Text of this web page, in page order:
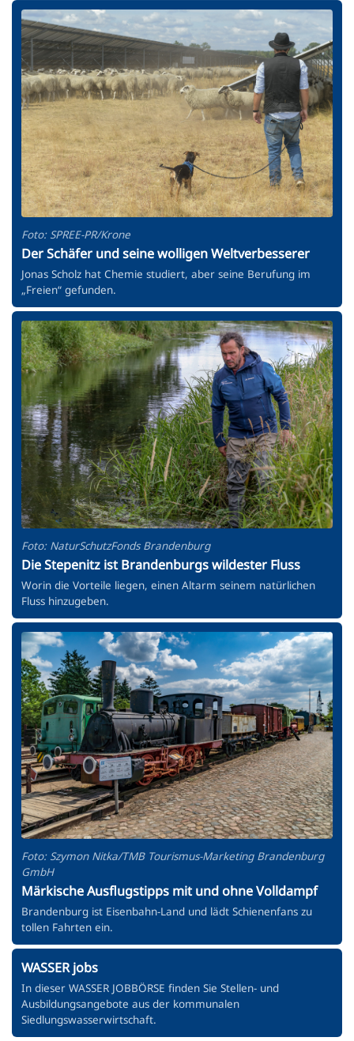
Foto: SPREE-PR/Krone
Der Schäfer und seine wolligen Weltverbesserer
Jonas Scholz hat Chemie studiert, aber seine Berufung im
„Freien“ gefunden.
Foto: NaturSchutzFonds Brandenburg
Die Stepenitz ist Brandenburgs wildester Fluss
Worin die Vorteile liegen, einen Altarm seinem natürlichen
Fluss hinzugeben.
Foto: Szymon Nitka/TMB Tourismus-Marketing Brandenburg
GmbH
Märkische Ausflugstipps mit und ohne Volldampf
Brandenburg ist Eisenbahn-Land und lädt Schienenfans zu
tollen Fahrten ein.
WASSER jobs
In dieser WASSER JOBBÖRSE finden Sie Stellen- und
Ausbildungsangebote aus der kommunalen
Siedlungswasserwirtschaft.